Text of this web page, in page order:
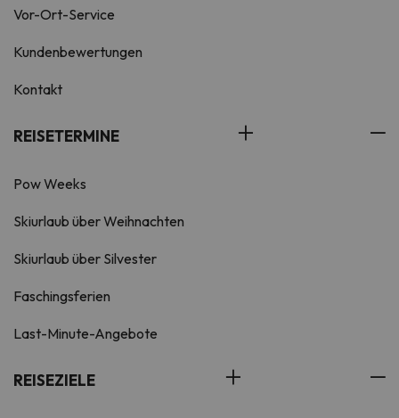
Vor-Ort-Service
Kundenbewertungen
Kontakt
REISETERMINE
Pow Weeks
Skiurlaub über Weihnachten
Skiurlaub über Silvester
Faschingsferien
Last-Minute-Angebote
REISEZIELE